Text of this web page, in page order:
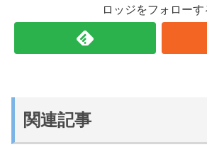
ロッジをフォローす
関連記事